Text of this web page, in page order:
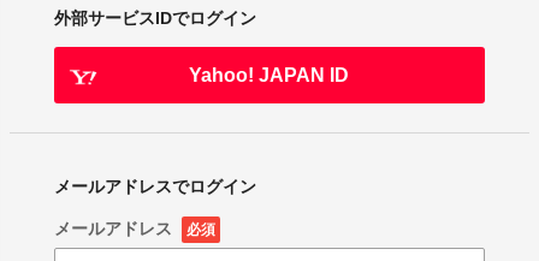
外部サービスIDでログイン
Yahoo! JAPAN ID
メールアドレスでログイン
メールアドレス 必須